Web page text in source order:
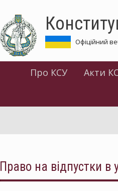
Офіційний
Про КСУ Акти
Право на відпустки в